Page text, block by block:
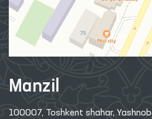
Manzil
100007, Toshkent shahar,